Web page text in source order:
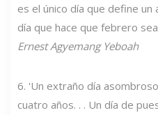
es el único día que define un
día que hace que febrero
Ernest Agyemang Yeboah
6. 'Un extraño día
cuatro años. . . Un día de